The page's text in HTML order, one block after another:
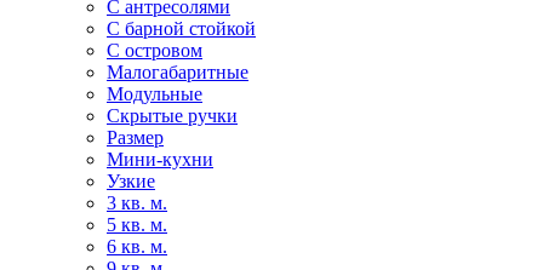
С антресолями
С барной стойкой
С островом
Малогабаритные
Модульные
Скрытые ручки
Размер
Мини-кухни
Узкие
3 кв. м.
5 кв. м.
6 кв. м.